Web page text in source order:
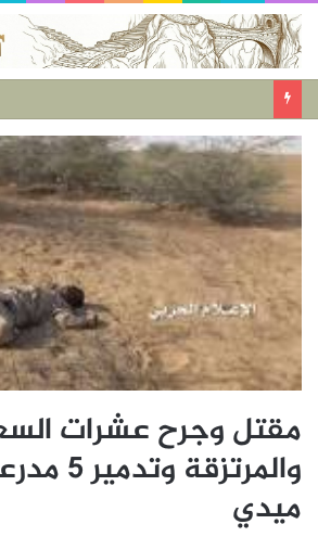
مقتل وجرح عشرات
ميدي